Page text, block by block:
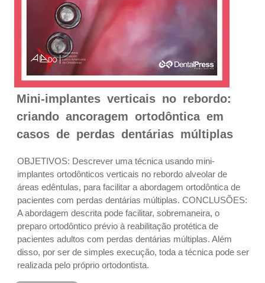
Mini-implantes verticais no rebordo:
criando ancoragem ortodôntica em
casos de perdas dentárias múltiplas
OBJETIVOS: Descrever uma técnica usando mini-
implantes ortodônticos verticais no rebordo alveolar de
áreas edêntulas, para facilitar a abordagem ortodôntica de
pacientes com perdas dentárias múltiplas. CONCLUSÕES:
A abordagem descrita pode facilitar, sobremaneira, o
preparo ortodôntico prévio à reabilitação protética de
pacientes adultos com perdas dentárias múltiplas. Além
disso, por ser de simples execução, toda a técnica pode ser
realizada pelo próprio ortodontista.